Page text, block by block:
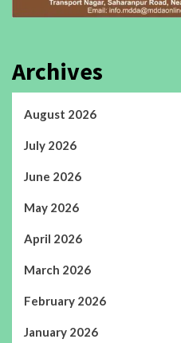
Archives
August 2026
July 2026
June 2026
May 2026
April 2026
March 2026
February 2026
January 2026